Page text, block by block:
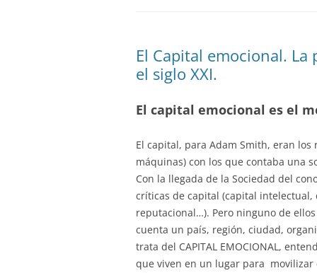
El Capital emocional.
el siglo XXI.
El capital emocional es el
El capital, para Adam Smith, eran
máquinas) con los que contaba una
Con la llegada de la Sociedad del
críticas de capital (capital
reputacional…). Pero ninguno de
cuenta un país, región, ciudad,
trata del CAPITAL EMOCIONAL,
que viven en un lugar para movilizar